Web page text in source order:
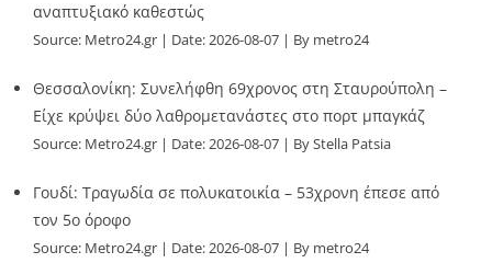
αναπτυξιακό καθεστώς
Source: Metro24.gr Date: 2026-08-07 By metro24
Θεσσαλονίκη: Συνελήφθη 69χρονος στη Σταυρούπολη –
Είχε κρύψει δύο λαθρομετανάστες στο πορτ μπαγκάζ
Source: Metro24.gr Date: 2026-08-07 By Stella Patsia
Γουδί: Τραγωδία σε πολυκατοικία – 53χρονη έπεσε από
τον 5ο όροφο
Source: Metro24.gr Date: 2026-08-07 By metro24